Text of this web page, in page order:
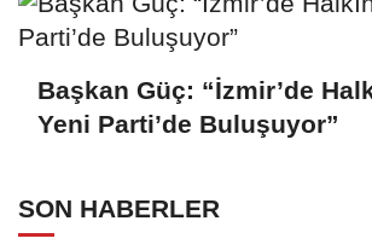
Başkan Güç: “İzmir’de
Yeni Parti’de Buluşuyor”
SON HABERLER